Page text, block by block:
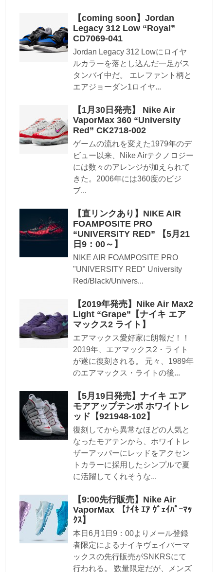
【coming soon】Jordan
Legacy 312 Low “Royal”
CD7069-041
Jordan Legacy 312 Lowにロイヤ
ルカラーを落とし込んだ一足がス
タンバイ中だ。 エレファント柄と
エアジョーダン1ロイヤ...
【1月30日発売】 Nike Air
VaporMax 360 “University
Red” CK2718-002
ゲームの流れを変えた1979年のデ
ビュー以来、Nike Airテクノロジー
には数々のアレンジが加えられて
きた。2006年には360度のビジ
ブ...
【直リンクあり】NIKE AIR
FOAMPOSITE PRO
“UNIVERSITY RED” 【5月21
日9：00～】
NIKE AIR FOAMPOSITE PRO
"UNIVERSITY RED" University
Red/Black/Univers...
【2019年発売】Nike Air Max2
Light “Grape”【ナイキ エア
マックス2 ライト】
エアマックス愛好家に朗報だ！！
2019年、エアマックス2・ライト
が遂に復刻される。 元々、1989年
のエアマックス・ライトの後...
【5月19日発売】ナイキ エア
モアアップテンポ ホワイトレ
ッド【921948-102】
復刻してから異常なほどの人気と
なったモアテンから、ホワイトレ
ザーアッパーにレッドをアクセン
トカラーに採用したシンプルで夏
に活躍してくれそうな...
【9:00先行販売】Nike Air
VaporMax 【ﾅｲｷ ｴｱ ｳﾞｪｲﾊﾟｰﾏｯ
ｸｽ】
本日6月1日9：00よりメール登録
者限定によるナイキヴェイパーマ
ックスの先行販売がSNKRSにて
行われる。 数量限定だが、メンズ